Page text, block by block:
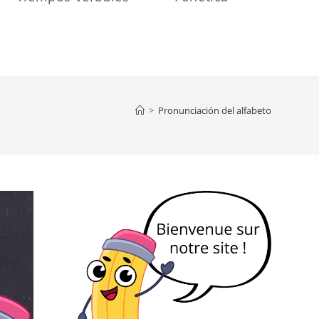
> Pronunciación del alfabeto